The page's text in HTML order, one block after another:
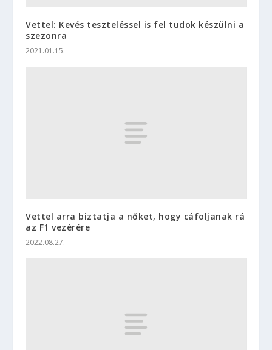
Vettel: Kevés teszteléssel is fel tudok készülni a
szezonra
2021.01.15.
Vettel arra biztatja a nőket, hogy cáfoljanak rá
az F1 vezérére
2022.08.27.